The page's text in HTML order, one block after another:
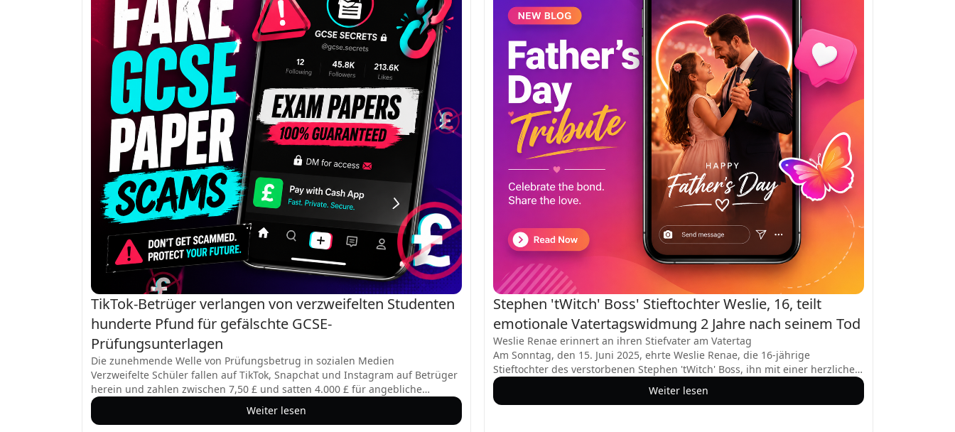
TikTok-Betrüger verlangen von verzweifelten Studenten
hunderte Pfund für gefälschte GCSE-
Prüfungsunterlagen
Die zunehmende Welle von Prüfungsbetrug in sozialen Medien
Verzweifelte Schüler fallen auf TikTok, Snapchat und Instagram auf Betrüger
herein und zahlen zwischen 7,50 £ und satten 4.000 £ für angebliche
durchgesickerte GCSE- und A-Level-Prüfungsunterlagen. Diese
betrügerischen Konten nutzen den immensen Druck der Prüfungszeit aus
Weiter lesen
Stephen 'tWitch' Boss' Stieftochter Weslie, 16, teilt
emotionale Vatertagswidmung 2 Jahre nach seinem Tod
Weslie Renae erinnert an ihren Stiefvater am Vatertag
Am Sonntag, den 15. Juni 2025, ehrte Weslie Renae, die 16-jährige
Stieftochter des verstorbenen Stephen 'tWitch' Boss, ihn mit einer herzlichen
Vatertagswidmung auf ihren Instagram-Stories. Zweieinhalb Jahre nach
seinem Tod hält sie seine Erinnerung am Leben und teilt intime Einblicke in
Weiter lesen